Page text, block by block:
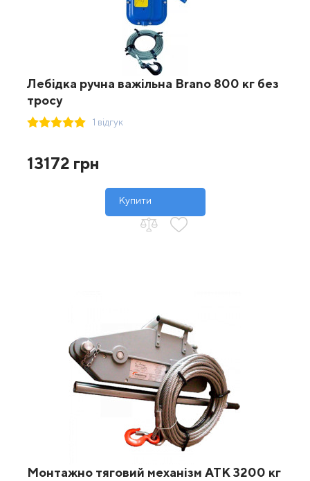
Лебідка ручна важільна Brano 800 кг без
тросу
1 відгук
13172 грн
Купити
Монтажно тяговий механізм ATK 3200 кг